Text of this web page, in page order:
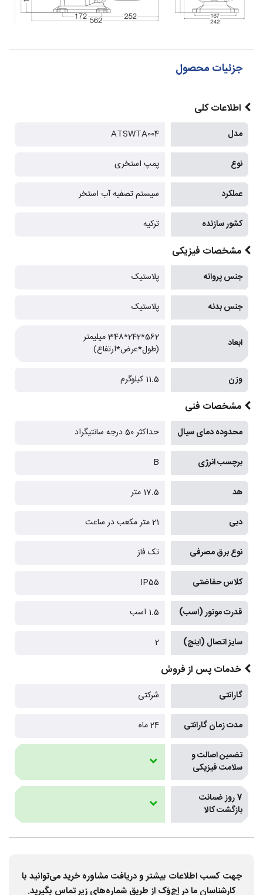
جزئیات محصول
اطلاعات کلی
مدل ATSWTA004
نوع پمپ استخری
عملکرد سیستم تصفیه آب استخر
کشور سازنده ترکیه
مشخصات فیزیکی
جنس پروانه پلاستیک
جنس بدنه پلاستیک
ابعاد
562*242*348 میلیمتر
(طول*عرض*ارتفاع)
وزن 11.5 کیلوگرم
مشخصات فنی
محدوده دمای سیال حداکثر 50 درجه سانتیگراد
برچسب انرژی B
هد 17.5 متر
دبی 21 متر مکعب در ساعت
نوع برق مصرفی تک فاز
کلاس حفاضتی IP55
قدرت موتور (اسب) 1.5 اسب
سایز اتصال (اینچ) 2
خدمات پس از فروش
گارانتی شرکتی
مدت زمان گارانتی 24 ماه
تضمین اصالت و
سلامت فیزیکی
7 روز ضمانت
بازگشت کالا
جهت کسب اطلاعات بیشتر و دریافت مشاوره خرید می‌توانید با
کارشناسان ما در اِچ‌وَک از طریق شماره‌های زیر تماس بگیرید.